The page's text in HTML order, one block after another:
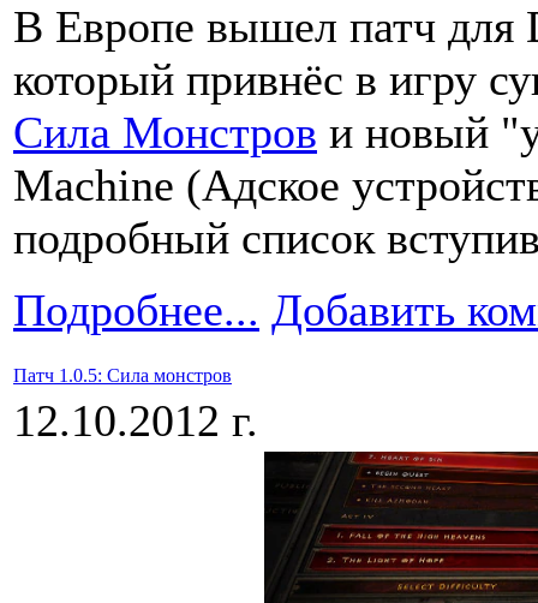
В Европе вышел патч для
который привнёс в игру
Сила Монстров и новый
Machine (Адское
подробный список
Подробнее... Добавить
Патч 1.0.5: Сила монстров
12.10.2012 г.